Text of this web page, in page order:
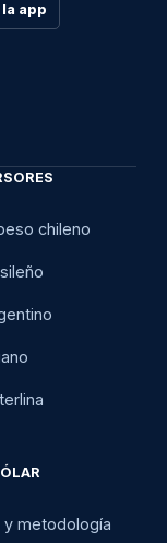
app
chileno
y metodología